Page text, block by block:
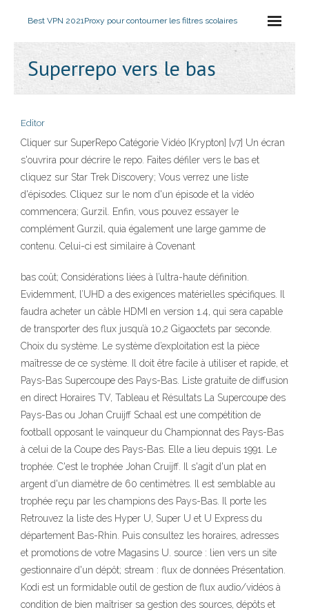
Best VPN 2021Proxy pour contourner les filtres scolaires
Superrepo vers le bas
Editor
Cliquer sur SuperRepo Catégorie Vidéo [Krypton] [v7] Un écran
s'ouvrira pour décrire le repo. Faites défiler vers le bas et
cliquez sur Star Trek Discovery; Vous verrez une liste
d'épisodes. Cliquez sur le nom d'un épisode et la vidéo
commencera; Gurzil. Enfin, vous pouvez essayer le
complément Gurzil, quia également une large gamme de
contenu. Celui-ci est similaire à Covenant
bas coût; Considérations liées à l’ultra-haute définition.
Evidemment, l’UHD a des exigences matérielles spécifiques. Il
faudra acheter un câble HDMI en version 1.4, qui sera capable
de transporter des flux jusqu’à 10,2 Gigaoctets par seconde.
Choix du système. Le système d’exploitation est la pièce
maîtresse de ce système. Il doit être facile à utiliser et rapide, et
Pays-Bas Supercoupe des Pays-Bas. Liste gratuite de diffusion
en direct Horaires TV, Tableau et Résultats La Supercoupe des
Pays-Bas ou Johan Cruijff Schaal est une compétition de
football opposant le vainqueur du Championnat des Pays-Bas
à celui de la Coupe des Pays-Bas. Elle a lieu depuis 1991. Le
trophée. C'est le trophée Johan Cruijff. Il s'agit d'un plat en
argent d'un diamètre de 60 centimètres. Il est semblable au
trophée reçu par les champions des Pays-Bas. Il porte les
Retrouvez la liste des Hyper U, Super U et U Express du
département Bas-Rhin. Puis consultez les horaires, adresses
et promotions de votre Magasins U. source : lien vers un site
gestionnaire d'un dépôt; stream : flux de données Présentation.
Kodi est un formidable outil de gestion de flux audio/vidéos à
condition de bien maîtriser sa gestion des sources, dépôts et